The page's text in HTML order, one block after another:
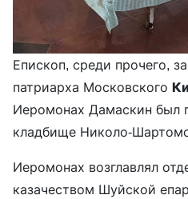
Епископ, среди прочего,
патриарха Московского
Иеромонах Дамаскин был
кладбище Николо-
Иеромонах возглавлял
казачеством Шуйской